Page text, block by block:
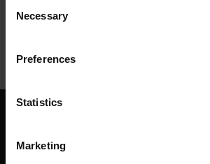
Selection
Necessary
Preferences
Statistics
Marketing